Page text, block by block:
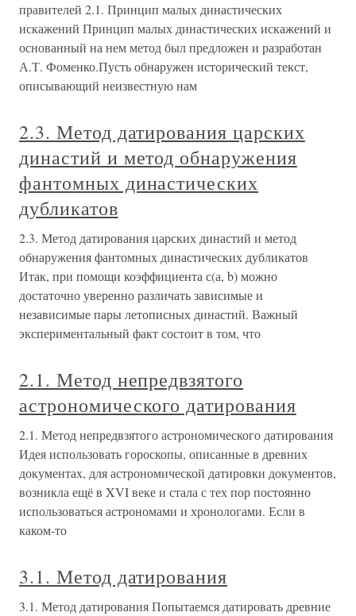
правителей 2.1. Принцип малых династических
искажений Принцип малых династических искажений и
основанный на нем метод был предложен и разработан
А.Т. Фоменко.Пусть обнаружен исторический текст,
описывающий неизвестную нам
2.3. Метод датирования царских
династий и метод обнаружения
фантомных династических
дубликатов
2.3. Метод датирования царских династий и метод
обнаружения фантомных династических дубликатов
Итак, при помощи коэффициента с(а, b) можно
достаточно уверенно различать зависимые и
независимые пары летописных династий. Важный
экспериментальный факт состоит в том, что
2.1. Метод непредвзятого
астрономического датирования
2.1. Метод непредвзятого астрономического датирования
Идея использовать гороскопы, описанные в древних
документах, для астрономической датировки документов,
возникла ещё в XVI веке и стала с тех пор постоянно
использоваться астрономами и хронологами. Если в
каком-то
3.1. Метод датирования
3.1. Метод датирования Попытаемся датировать древние